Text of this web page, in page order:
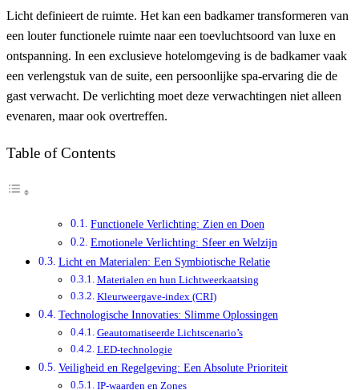
Licht definieert de ruimte. Het kan een badkamer transformeren van
een louter functionele ruimte naar een toevluchtsoord van luxe en
ontspanning. In een exclusieve hotelomgeving is de badkamer vaak
een verlengstuk van de suite, een persoonlijke spa-ervaring die de
gast verwacht. De verlichting moet deze verwachtingen niet alleen
evenaren, maar ook overtreffen.
Table of Contents
Functionele Verlichting: Zien en Doen
Emotionele Verlichting: Sfeer en Welzijn
Licht en Materialen: Een Symbiotische Relatie
Materialen en hun Lichtweerkaatsing
Kleurweergave-index (CRI)
Technologische Innovaties: Slimme Oplossingen
Geautomatiseerde Lichtscenario’s
LED-technologie
Veiligheid en Regelgeving: Een Absolute Prioriteit
IP-waarden en Zones